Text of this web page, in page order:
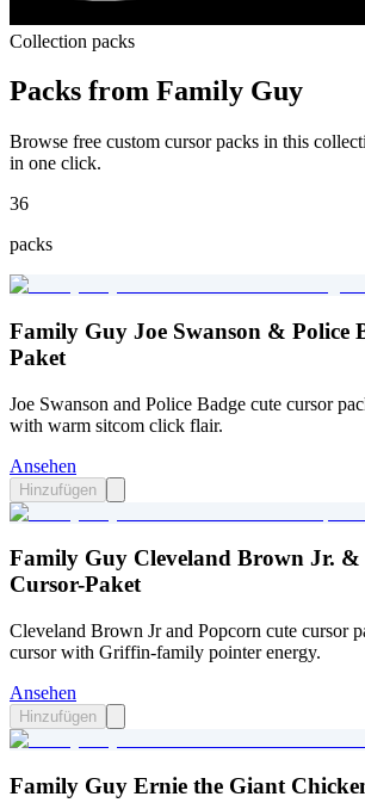
Collection packs
Packs from Family Guy
Browse free custom cursor packs in this
in one click.
36
packs
Family Guy Joe Swanson & Police
Paket
Joe Swanson and Police Badge cute cursor
with warm sitcom click flair.
Ansehen
Hinzufügen
Family Guy Cleveland Brown Jr. &
Cursor-Paket
Cleveland Brown Jr and Popcorn cute cursor
cursor with Griffin-family pointer energy.
Ansehen
Hinzufügen
Family Guy Ernie the Giant